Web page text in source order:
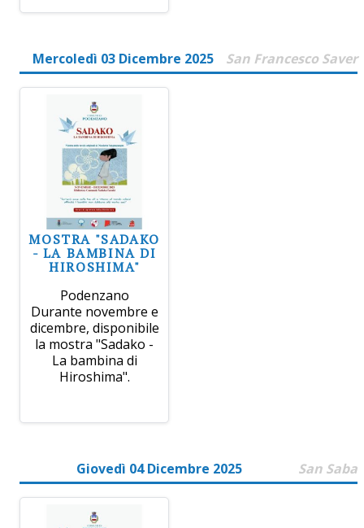
Mercoledì 03 Dicembre 2025 San Francesco Saver
MOSTRA "SADAKO
- LA BAMBINA DI
HIROSHIMA"
Podenzano
Durante novembre e
dicembre, disponibile
la mostra "Sadako -
La bambina di
Hiroshima".
Giovedì 04 Dicembre 2025 San Saba